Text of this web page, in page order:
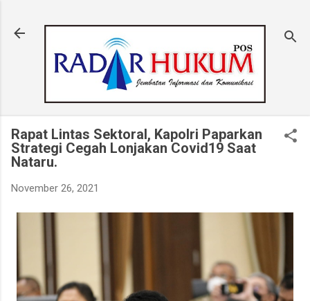
Rapat Lintas Sektoral, Kapolri Paparkan
Strategi Cegah Lonjakan Covid19 Saat
Nataru.
November 26, 2021